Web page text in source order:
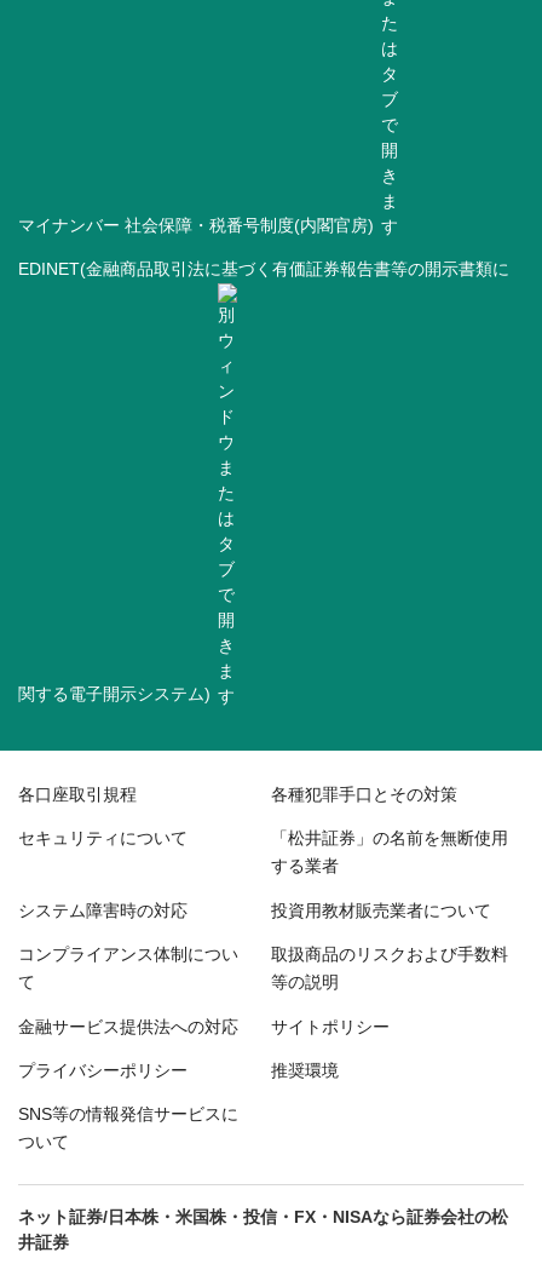
マイナンバー 社会保障・税番号制度(内閣官房)
EDINET(金融商品取引法に基づく有価証券報告書等の開示書類に
関する電子開示システム)
各口座取引規程 各種犯罪手口とその対策
セキュリティについて 「松井証券」の名前を無断使用
する業者
システム障害時の対応 投資用教材販売業者について
コンプライアンス体制につい
て
取扱商品のリスクおよび手数料
等の説明
金融サービス提供法への対応 サイトポリシー
プライバシーポリシー 推奨環境
SNS等の情報発信サービスに
ついて
ネット証券/日本株・米国株・投信・FX・NISAなら証券会社の松
井証券